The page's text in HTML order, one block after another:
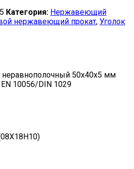
Категория: Нержавеющий
нержавеющий прокат, Уголок
50х40х5 мм
10056/DIN 1029